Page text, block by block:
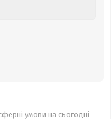
умови на сьогодні